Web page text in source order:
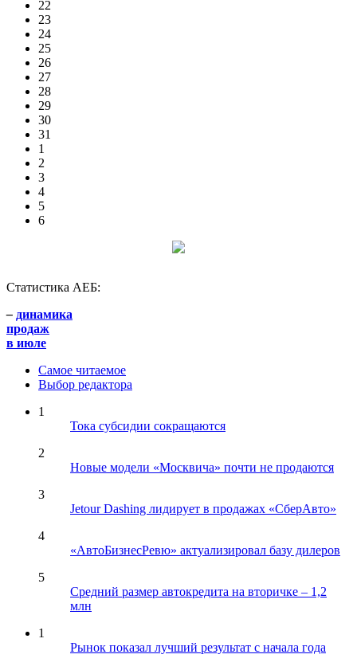
22
23
24
25
26
27
28
29
30
31
1
2
3
4
5
6
Статистика АЕБ:
– динамика
продаж
в июле
Самое читаемое
Выбор редактора
1
Тока субсидии сокращаются
2
Новые модели «Москвича» почти не продаются
3
Jetour Dashing лидирует в продажах «СберАвто»
4
«АвтоБизнесРевю» актуализировал базу дилеров
5
Средний размер автокредита на вторичке – 1,2
млн
1
Рынок показал лучший результат с начала года